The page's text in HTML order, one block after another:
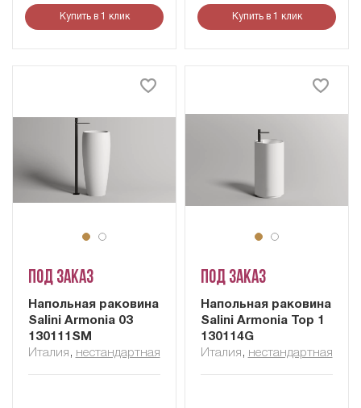
Купить в 1 клик Купить в 1 клик
Под заказ
Напольная раковина
Salini Armonia 03
130111SM
Италия , нестандартная
Под заказ
Напольная раковина
Salini Armonia Top 1
130114G
Италия , нестандартная